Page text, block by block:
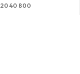
20 40 800